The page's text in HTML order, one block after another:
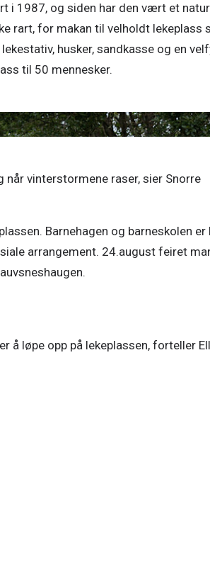
i 1987, og siden har den vært et
rart, for makan til velholdt lekeplass
husker, sandkasse og en
vinterstormene raser, sier Snorre
Barnehagen og barneskolen er
arrangement. 24.august feiret
å løpe opp på lekeplassen, forteller